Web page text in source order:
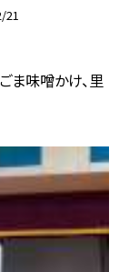
21
ま味噌かけ、里